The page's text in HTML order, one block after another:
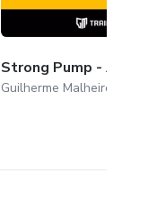
Strong Pump - A
Guilherme Malheiros